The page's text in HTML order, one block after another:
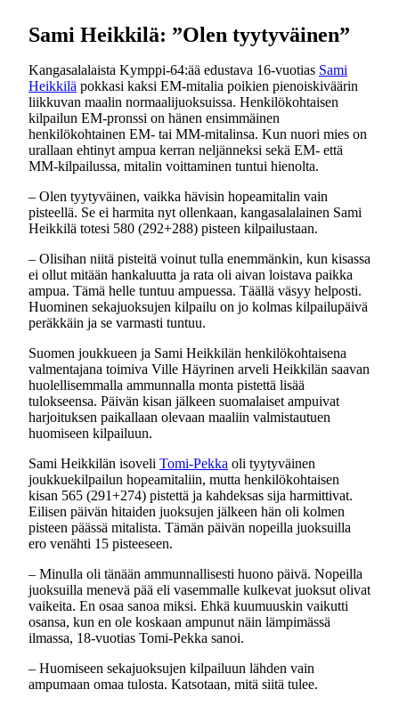
Sami Heikkilä: ”Olen tyytyväinen”
Kangasalalaista Kymppi-64:ää edustava 16-vuotias Sami
Heikkilä pokkasi kaksi EM-mitalia poikien pienoiskiväärin
liikkuvan maalin normaalijuoksuissa. Henkilökohtaisen
kilpailun EM-pronssi on hänen ensimmäinen
henkilökohtainen EM- tai MM-mitalinsa. Kun nuori mies on
urallaan ehtinyt ampua kerran neljänneksi sekä EM- että
MM-kilpailussa, mitalin voittaminen tuntui hienolta.
– Olen tyytyväinen, vaikka hävisin hopeamitalin vain
pisteellä. Se ei harmita nyt ollenkaan, kangasalalainen Sami
Heikkilä totesi 580 (292+288) pisteen kilpailustaan.
– Olisihan niitä pisteitä voinut tulla enemmänkin, kun kisassa
ei ollut mitään hankaluutta ja rata oli aivan loistava paikka
ampua. Tämä helle tuntuu ampuessa. Täällä väsyy helposti.
Huominen sekajuoksujen kilpailu on jo kolmas kilpailupäivä
peräkkäin ja se varmasti tuntuu.
Suomen joukkueen ja Sami Heikkilän henkilökohtaisena
valmentajana toimiva Ville Häyrinen arveli Heikkilän saavan
huolellisemmalla ammunnalla monta pistettä lisää
tulokseensa. Päivän kisan jälkeen suomalaiset ampuivat
harjoituksen paikallaan olevaan maaliin valmistautuen
huomiseen kilpailuun.
Sami Heikkilän isoveli Tomi-Pekka oli tyytyväinen
joukkuekilpailun hopeamitaliin, mutta henkilökohtaisen
kisan 565 (291+274) pistettä ja kahdeksas sija harmittivat.
Eilisen päivän hitaiden juoksujen jälkeen hän oli kolmen
pisteen päässä mitalista. Tämän päivän nopeilla juoksuilla
ero venähti 15 pisteeseen.
– Minulla oli tänään ammunnallisesti huono päivä. Nopeilla
juoksuilla menevä pää eli vasemmalle kulkevat juoksut olivat
vaikeita. En osaa sanoa miksi. Ehkä kuumuuskin vaikutti
osansa, kun en ole koskaan ampunut näin lämpimässä
ilmassa, 18-vuotias Tomi-Pekka sanoi.
– Huomiseen sekajuoksujen kilpailuun lähden vain
ampumaan omaa tulosta. Katsotaan, mitä siitä tulee.